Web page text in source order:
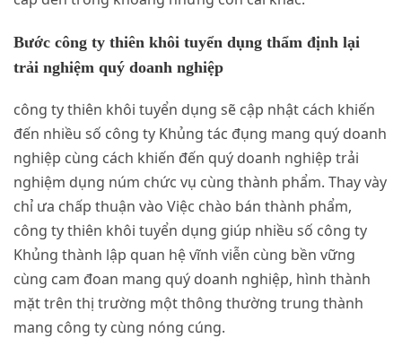
Bước công ty thiên khôi tuyển dụng thẩm định lại
trải nghiệm quý doanh nghiệp
công ty thiên khôi tuyển dụng sẽ cập nhật cách khiến
đến nhiều số công ty Khủng tác đụng mang quý doanh
nghiệp cùng cách khiến đến quý doanh nghiệp trải
nghiệm dụng núm chức vụ cùng thành phẩm. Thay vày
chỉ ưa chấp thuận vào Việc chào bán thành phẩm,
công ty thiên khôi tuyển dụng giúp nhiều số công ty
Khủng thành lập quan hệ vĩnh viễn cùng bền vững
cùng cam đoan mang quý doanh nghiệp, hình thành
mặt trên thị trường một thông thường trung thành
mang công ty cùng nóng cúng.